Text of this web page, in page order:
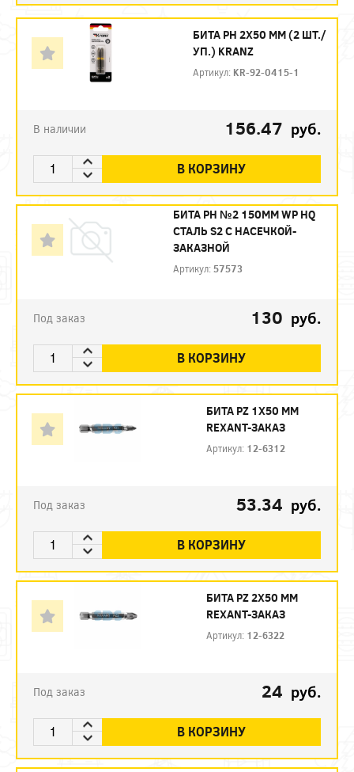
БИТА PH 2Х50 ММ (2 ШТ./
УП.) KRANZ
Артикул: KR-92-0415-1
В наличии 156.47 руб.
В КОРЗИНУ
БИТА PH №2 150ММ WP HQ
СТАЛЬ S2 С НАСЕЧКОЙ-
ЗАКАЗНОЙ
Артикул: 57573
Под заказ 130 руб.
В КОРЗИНУ
БИТА PZ 1X50 ММ
REXANT-ЗАКАЗ
Артикул: 12-6312
Под заказ 53.34 руб.
В КОРЗИНУ
БИТА PZ 2X50 ММ
REXANT-ЗАКАЗ
Артикул: 12-6322
Под заказ 24 руб.
В КОРЗИНУ